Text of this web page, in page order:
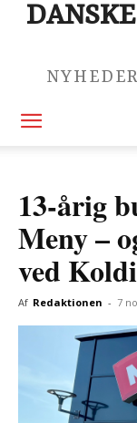
13-årig
Meny –
ved
Af Redaktionen - 7